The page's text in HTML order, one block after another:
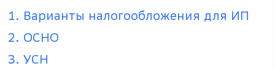
Варианты налогообложения для ИП
ОСНО
УСН